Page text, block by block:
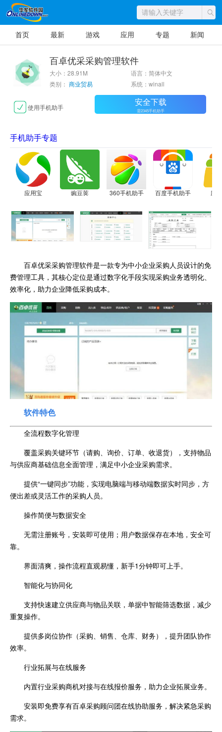
首页 最新 游戏 应用 专题 新闻
百卓优采采购管理软件
大小：28.91M
语言：简体中文
类别： 商业贸易 系统：winall
使用手机助手 安全下载
需2345手机助手
手机助手专题
应用宝 豌豆荚 360手机助手 百度手机助手 应
百卓优采采购管理软件是一款专为中小企业采购人员设计的免
费管理工具，其核心定位是通过数字化手段实现采购业务透明化、
效率化，助力企业降低采购成本。
软件特色
全流程数字化管理
覆盖采购关键环节（请购、询价、订单、收退货），支持物品
与供应商基础信息全面管理，满足中小企业采购需求。
提供“一键同步”功能，实现电脑端与移动端数据实时同步，方
便出差或灵活工作的采购人员。
操作简便与数据安全
无需注册账号，安装即可使用；用户数据保存在本地，安全可
靠。
界面清爽，操作流程直观易懂，新手1分钟即可上手。
智能化与协同化
支持快速建立供应商与物品关联，单据中智能筛选数据，减少
重复操作。
提供多岗位协作（采购、销售、仓库、财务），提升团队协作
效率。
行业拓展与在线服务
内置行业采购商机对接与在线报价服务，助力企业拓展业务。
安装即免费享有百卓采购顾问团在线协助服务，解决紧急采购
需求。